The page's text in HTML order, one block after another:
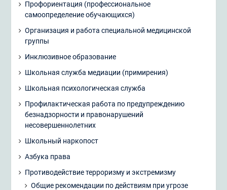
Профориентация (профессиональное
самоопределение обучающихся)
Организация и работа специальной медицинской
группы
Инклюзивное образование
Школьная служба медиации (примирения)
Школьная психологическая служба
Профилактическая работа по предупреждению
безнадзорности и правонарушений
несовершеннолетних
Школьный наркопост
Азбука права
Противодействие терроризму и экстремизму
Общие рекомендации по действиям при угрозе